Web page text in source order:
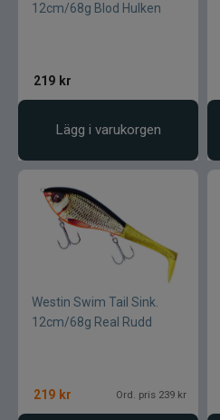
12cm/68g Blod Hulken
219 kr
Lägg i varukorgen
Westin Swim Tail Sink.
12cm/68g Real Rudd
219 kr Ord. pris 239 kr